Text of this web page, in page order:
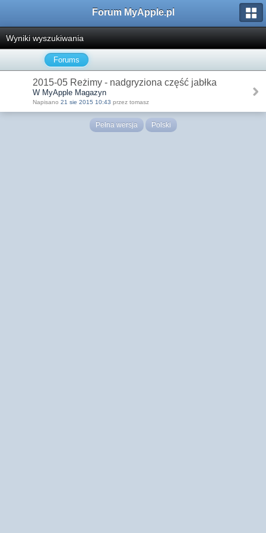
Forum MyApple.pl
Wyniki wyszukiwania
Forums
2015-05 Reżimy - nadgryziona część jabłka
W MyApple Magazyn
Napisano 21 sie 2015 10:43 przez tomasz
Pełna wersja Polski